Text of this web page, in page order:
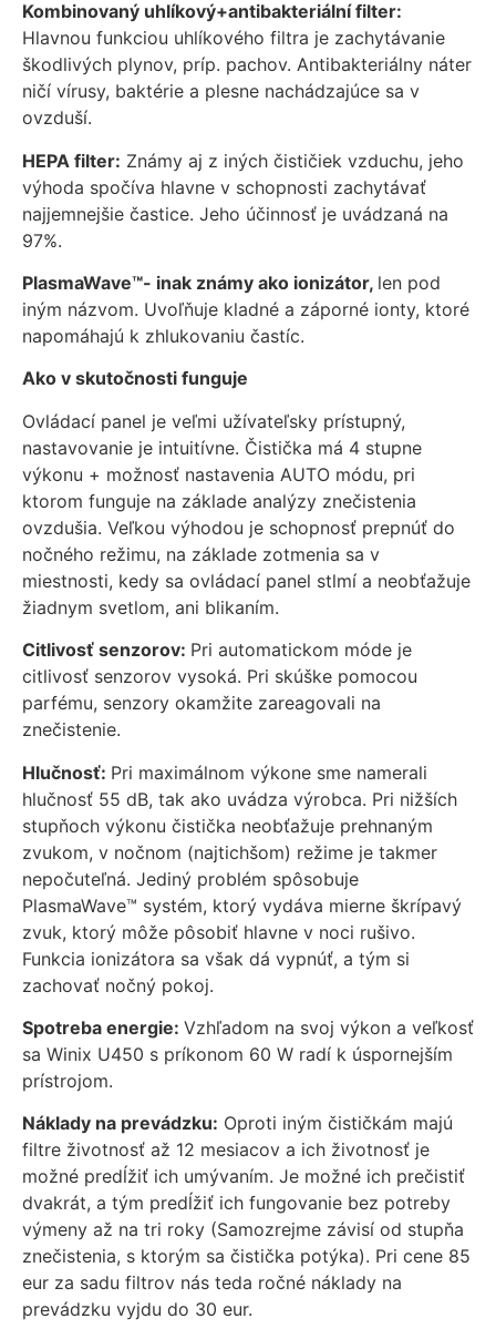
Kombinovaný uhlíkový+antibakteriální filter:
Hlavnou funkciou uhlíkového filtra je zachytávanie
škodlivých plynov, príp. pachov. Antibakteriálny náter
ničí vírusy, baktérie a plesne nachádzajúce sa v
ovzduší.
HEPA filter: Známy aj z iných čističiek vzduchu, jeho
výhoda spočíva hlavne v schopnosti zachytávať
najjemnejšie častice. Jeho účinnosť je uvádzaná na
97%.
PlasmaWave™- inak známy ako ionizátor, len pod
iným názvom. Uvoľňuje kladné a záporné ionty, ktoré
napomáhajú k zhlukovaniu častíc.
Ako v skutočnosti funguje
Ovládací panel je veľmi užívateľsky prístupný,
nastavovanie je intuitívne. Čistička má 4 stupne
výkonu + možnosť nastavenia AUTO módu, pri
ktorom funguje na základe analýzy znečistenia
ovzdušia. Veľkou výhodou je schopnosť prepnúť do
nočného režimu, na základe zotmenia sa v
miestnosti, kedy sa ovládací panel stlmí a neobťažuje
žiadnym svetlom, ani blikaním.
Citlivosť senzorov: Pri automatickom móde je
citlivosť senzorov vysoká. Pri skúške pomocou
parfému, senzory okamžite zareagovali na
znečistenie.
Hlučnosť: Pri maximálnom výkone sme namerali
hlučnosť 55 dB, tak ako uvádza výrobca. Pri nižších
stupňoch výkonu čistička neobťažuje prehnaným
zvukom, v nočnom (najtichšom) režime je takmer
nepočuteľná. Jediný problém spôsobuje
PlasmaWave™ systém, ktorý vydáva mierne škrípavý
zvuk, ktorý môže pôsobiť hlavne v noci rušivo.
Funkcia ionizátora sa však dá vypnúť, a tým si
zachovať nočný pokoj.
Spotreba energie: Vzhľadom na svoj výkon a veľkosť
sa Winix U450 s príkonom 60 W radí k úspornejším
prístrojom.
Náklady na prevádzku: Oproti iným čističkám majú
filtre životnosť až 12 mesiacov a ich životnosť je
možné predĺžiť ich umývaním. Je možné ich prečistiť
dvakrát, a tým predĺžiť ich fungovanie bez potreby
výmeny až na tri roky (Samozrejme závisí od stupňa
znečistenia, s ktorým sa čistička potýka). Pri cene 85
eur za sadu filtrov nás teda ročné náklady na
prevádzku vyjdu do 30 eur.
mohli
zlepšiť
funkčnosť
a štruktúru
webovej
spôsobu
používania
webovej
stránky.
Používateľská
spokojnosť
In order for our
as possible
during your
visit. If you
refuse these
cookies, some
functionality will
disappear from
the website.
Marketing
Aby naša
počas vašej
čo
najlepšie.
Ak tieto
súbory
cookie
odmietnete,
niektoré
funkcie z
webovej